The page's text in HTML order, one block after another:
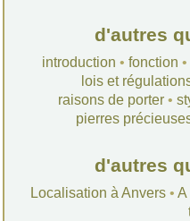
d'autres
introduction • fonction •
lois et
raisons de porter•
pierres
d'autres
Localisation à Anvers• A